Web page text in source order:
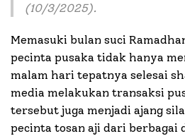
(10/3/2025).
Memasuki bulan suci
pecinta pusaka tidak hanya
malam hari tepatnya selesai
media melakukan transaksi
tersebut juga menjadi ajang
pecinta tosan aji dari berbagai